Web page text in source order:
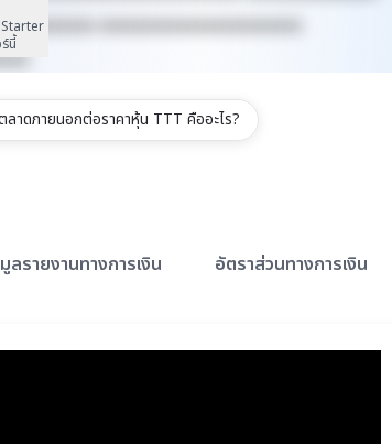
xxxxxxxx xxxxxxxxxxxxxxxxxxxxxxx
Starter
นี้
าดภายนอกต่อราคาหุ้น TTT คืออะไร?
ลรายงานทางการเงิน อัตราส่วนทางการเงิน